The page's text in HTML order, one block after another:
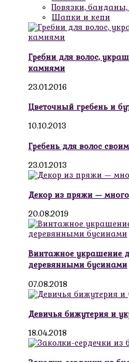
Повязки,
Шапки и кепи
Гребни для волос,
камнями
23.01.2016
Цветочный гребень и
10.10.2013
Гребень для волос
23.01.2013
Декор из пряжи —
20.08.2019
Винтажное украшение
деревянными бусинами
07.08.2018
Девичья бижутерия и
18.04.2018